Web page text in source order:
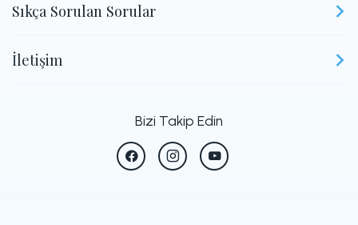
Sıkça Sorulan Sorular
İletişim
Bizi Takip Edin